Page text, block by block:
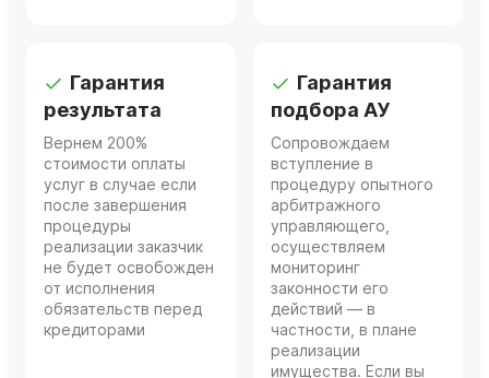
Гарантия
результата
Вернем 200%
стоимости оплаты
услуг в случае если
после завершения
процедуры
реализации заказчик
не будет освобожден
от исполнения
обязательств перед
кредиторами
Гарантия
подбора АУ
Сопровождаем
вступление в
процедуру опытного
арбитражного
управляющего,
осуществляем
мониторинг
законности его
действий — в
частности, в плане
реализации
имущества. Если вы